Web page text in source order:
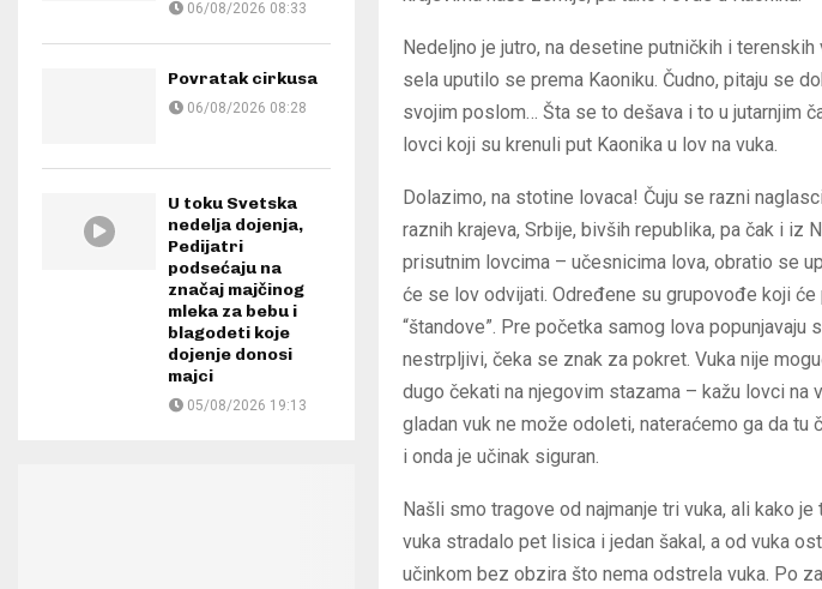
Nedeljno je jutro, na desetine putničkih i
sela uputilo se prema Kaoniku. Čudno, pitaju se
svojim poslom… Šta se to dešava i to u jutarnjim
lovci koji su krenuli put Kaonika u lov na vuka.
Dolazimo, na stotine lovaca! Čuju se razni
raznih krajeva, Srbije, bivših republika, pa čak i iz
prisutnim lovcima – učesnicima lova, obratio se
će se lov odvijati. Određene su grupovođe koji
“štandove”. Pre početka samog lova
nestrpljivi, čeka se znak za pokret. Vuka nije
dugo čekati na njegovim stazama – kažu lovci na
gladan vuk ne može odoleti, nateraćemo ga da
i onda je učinak siguran.
Našli smo tragove od najmanje tri vuka, ali kako
vuka stradalo pet lisica i jedan šakal, a od vuka
učinkom bez obzira što nema odstrela vuka. Po
06/08/2026 08:33
Povratak cirkusa
06/08/2026 08:28
U toku Svetska
nedelja dojenja,
Pedijatri
podsećaju na
značaj majčinog
mleka za bebu i
blagodeti koje
dojenje donosi
majci
05/08/2026 19:13